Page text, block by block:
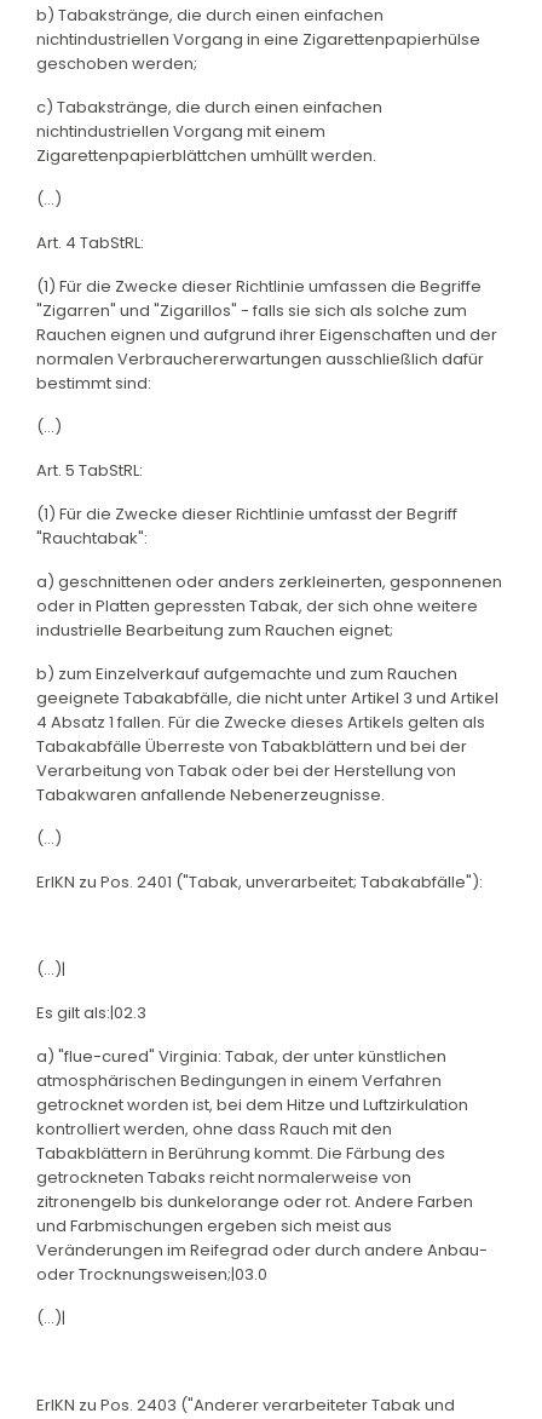
b) Tabakstränge, die durch einen einfachen
nichtindustriellen Vorgang in eine Zigarettenpapierhülse
geschoben werden;
c) Tabakstränge, die durch einen einfachen
nichtindustriellen Vorgang mit einem
Zigarettenpapierblättchen umhüllt werden.
(...)
Art. 4 TabStRL:
(1) Für die Zwecke dieser Richtlinie umfassen die Begriffe
"Zigarren" und "Zigarillos" - falls sie sich als solche zum
Rauchen eignen und aufgrund ihrer Eigenschaften und der
normalen Verbrauchererwartungen ausschließlich dafür
bestimmt sind:
(...)
Art. 5 TabStRL:
(1) Für die Zwecke dieser Richtlinie umfasst der Begriff
"Rauchtabak":
a) geschnittenen oder anders zerkleinerten, gesponnenen
oder in Platten gepressten Tabak, der sich ohne weitere
industrielle Bearbeitung zum Rauchen eignet;
b) zum Einzelverkauf aufgemachte und zum Rauchen
geeignete Tabakabfälle, die nicht unter Artikel 3 und Artikel
4 Absatz 1 fallen. Für die Zwecke dieses Artikels gelten als
Tabakabfälle Überreste von Tabakblättern und bei der
Verarbeitung von Tabak oder bei der Herstellung von
Tabakwaren anfallende Nebenerzeugnisse.
(...)
ErlKN zu Pos. 2401 ("Tabak, unverarbeitet; Tabakabfälle"):
(...)|
Es gilt als:|02.3
a) "flue-cured" Virginia: Tabak, der unter künstlichen
atmosphärischen Bedingungen in einem Verfahren
getrocknet worden ist, bei dem Hitze und Luftzirkulation
kontrolliert werden, ohne dass Rauch mit den
Tabakblättern in Berührung kommt. Die Färbung des
getrockneten Tabaks reicht normalerweise von
zitronengelb bis dunkelorange oder rot. Andere Farben
und Farbmischungen ergeben sich meist aus
Veränderungen im Reifegrad oder durch andere Anbau-
oder Trocknungsweisen;|03.0
(...)|
ErlKN zu Pos. 2403 ("Anderer verarbeiteter Tabak und